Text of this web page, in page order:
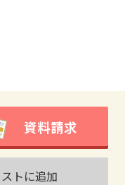
資料請求
トに追加